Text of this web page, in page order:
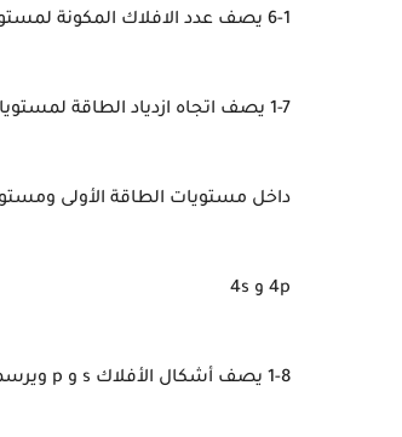
6-1 يصف عدد الافلاك المكونة لمستويات الطاقة الفرعية pS و d وعدد الالكترونات التي يمكن ان تملأها.
1-7 يصف اتجاه ازدياد الطاقة لمستويات الطاقة الفرعية
داخل مستويات الطاقة الأولى
4p و 4s
1-8 يصف أشكال الأفلاك s و p ويرسمها.